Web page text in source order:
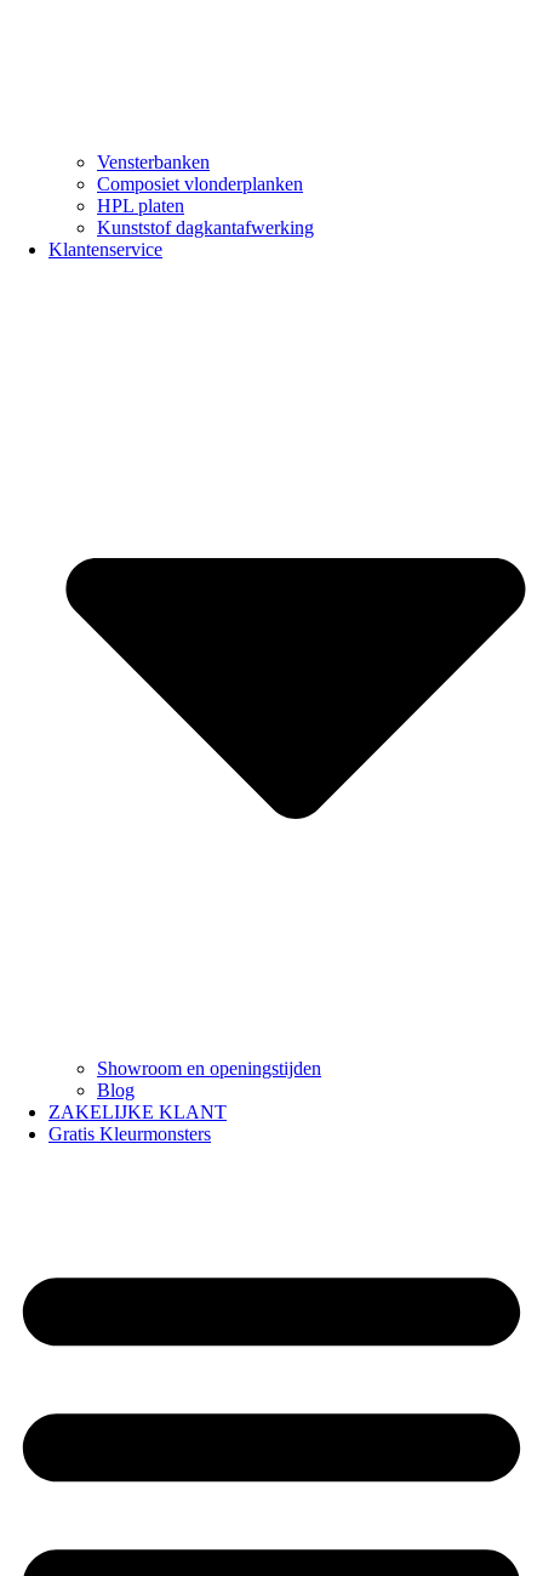
Vensterbanken
Composiet vlonderplanken
HPL platen
Kunststof dagkantafwerking
Klantenservice
Showroom en openingstijden
Blog
ZAKELIJKE KLANT
Gratis Kleurmonsters